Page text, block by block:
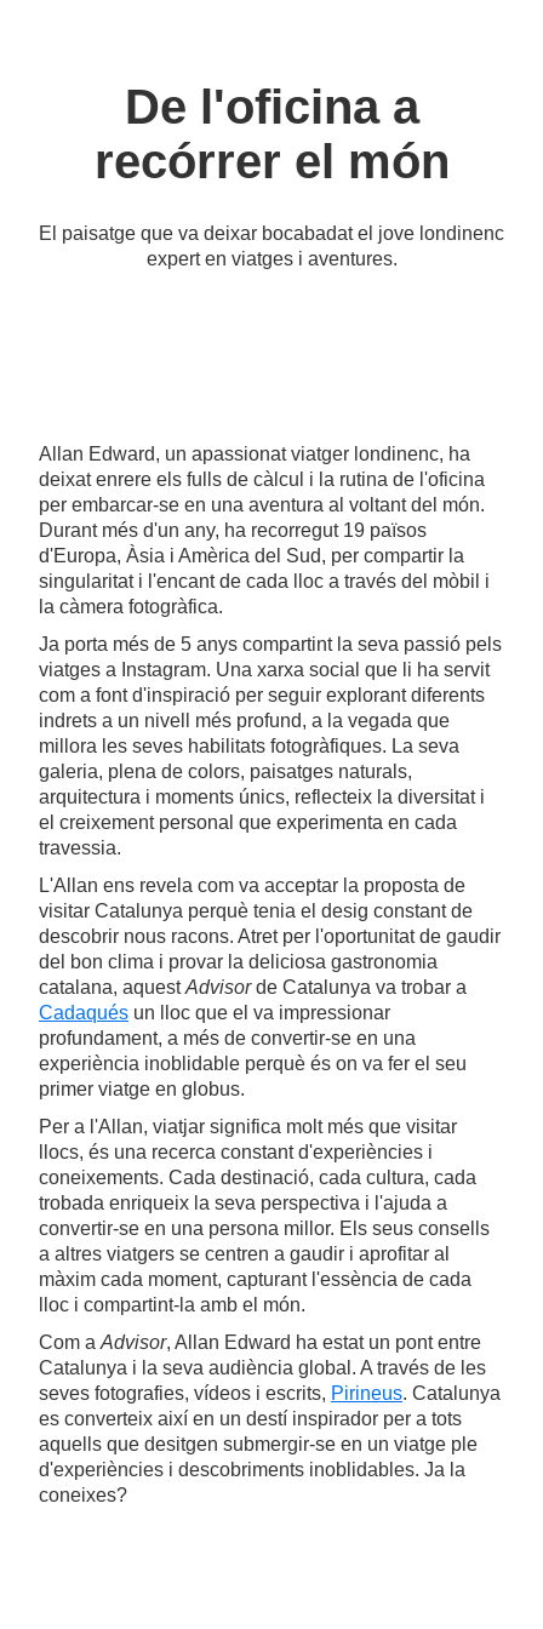
De l'oficina a
recórrer el món
El paisatge que va deixar bocabadat el jove londinenc
expert en viatges i aventures.
Allan Edward, un apassionat viatger londinenc, ha
deixat enrere els fulls de càlcul i la rutina de l'oficina
per embarcar-se en una aventura al voltant del món.
Durant més d'un any, ha recorregut 19 països
d'Europa, Àsia i Amèrica del Sud, per compartir la
singularitat i l'encant de cada lloc a través del mòbil i
la càmera fotogràfica.
Ja porta més de 5 anys compartint la seva passió pels
viatges a Instagram. Una xarxa social que li ha servit
com a font d'inspiració per seguir explorant diferents
indrets a un nivell més profund, a la vegada que
millora les seves habilitats fotogràfiques. La seva
galeria, plena de colors, paisatges naturals,
arquitectura i moments únics, reflecteix la diversitat i
el creixement personal que experimenta en cada
travessia.
L'Allan ens revela com va acceptar la proposta de
visitar Catalunya perquè tenia el desig constant de
descobrir nous racons. Atret per l'oportunitat de gaudir
del bon clima i provar la deliciosa gastronomia
catalana, aquestAdvisorde Catalunya va trobar a
Cadaqués un lloc que el va impressionar
profundament, a més de convertir-se en una
experiència inoblidable perquè és on va fer el seu
primer viatge en globus.
Per a l'Allan, viatjar significa molt més que visitar
llocs, és una recerca constant d'experiències i
coneixements. Cada destinació, cada cultura, cada
trobada enriqueix la seva perspectiva i l'ajuda a
convertir-se en una persona millor. Els seus consells
a altres viatgers se centren a gaudir i aprofitar al
màxim cada moment, capturant l'essència de cada
lloc i compartint-la amb el món.
Com a Advisor, Allan Edward ha estat un pont entre
Catalunya i la seva audiència global. A través de les
seves fotografies, vídeos i escrits, Pirineus. Catalunya
es converteix així en un destí inspirador per a tots
aquells que desitgen submergir-se en un viatge ple
d'experiències i descobriments inoblidables. Ja la
coneixes?